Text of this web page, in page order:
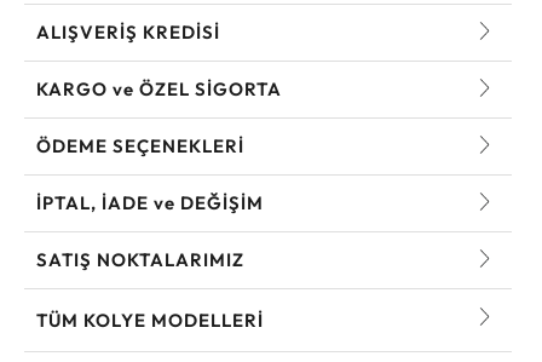
ALIŞVERİŞ KREDİSİ
KARGO ve ÖZEL SİGORTA
ÖDEME SEÇENEKLERİ
İPTAL, İADE ve DEĞİŞİM
SATIŞ NOKTALARIMIZ
TÜM KOLYE MODELLERI